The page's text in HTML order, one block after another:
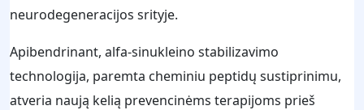
neurodegeneracijos srityje.
Apibendrinant, alfa-sinukleino stabilizavimo
technologija, paremta cheminiu peptidų sustiprinimu,
atveria naują kelią prevencinėms terapijoms prieš